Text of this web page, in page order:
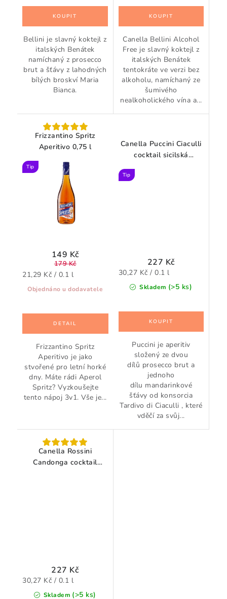
Bellini je slavný koktejl z
italských Benátek
namíchaný z prosecco
brut a šťávy z lahodných
bílých broskví Maria
Bianca.
Canella Bellini Alcohol
Free je slavný koktejl z
italských Benátek
tentokráte ve verzi bez
alkoholu, namíchaný ze
šumivého
nealkoholického vína a...
Frizzantino Spritz
Aperitivo 0,75 l
Tip
Objednáno u dodavatele
149 Kč
179 Kč
Měrná
cena:
21,29 Kč / 0.1 l
Frizzantino Spritz
Aperitivo je jako
stvořené pro letní horké
dny. Máte rádi Aperol
Spritz? Vyzkoušejte
tento nápoj 3v1. Vše je...
Canella Puccini Ciaculli
cocktail sicilská
Tip
Skladem (>5 ks)
227 Kč
Měrná
cena:
30,27 Kč / 0.1 l
Puccini je aperitiv
složený ze dvou
dílů prosecco brut a
jednoho
dílu mandarinkové
šťávy od konsorcia
Tardivo di Ciaculli , které
vděčí za svůj...
Canella Rossini
Candonga cocktail
Skladem (>5 ks)
227 Kč
Měrná
cena:
30,27 Kč / 0.1 l